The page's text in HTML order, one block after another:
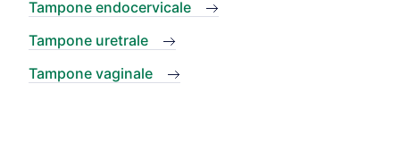
Tampone endocervicale
Tampone uretrale
Tampone vaginale